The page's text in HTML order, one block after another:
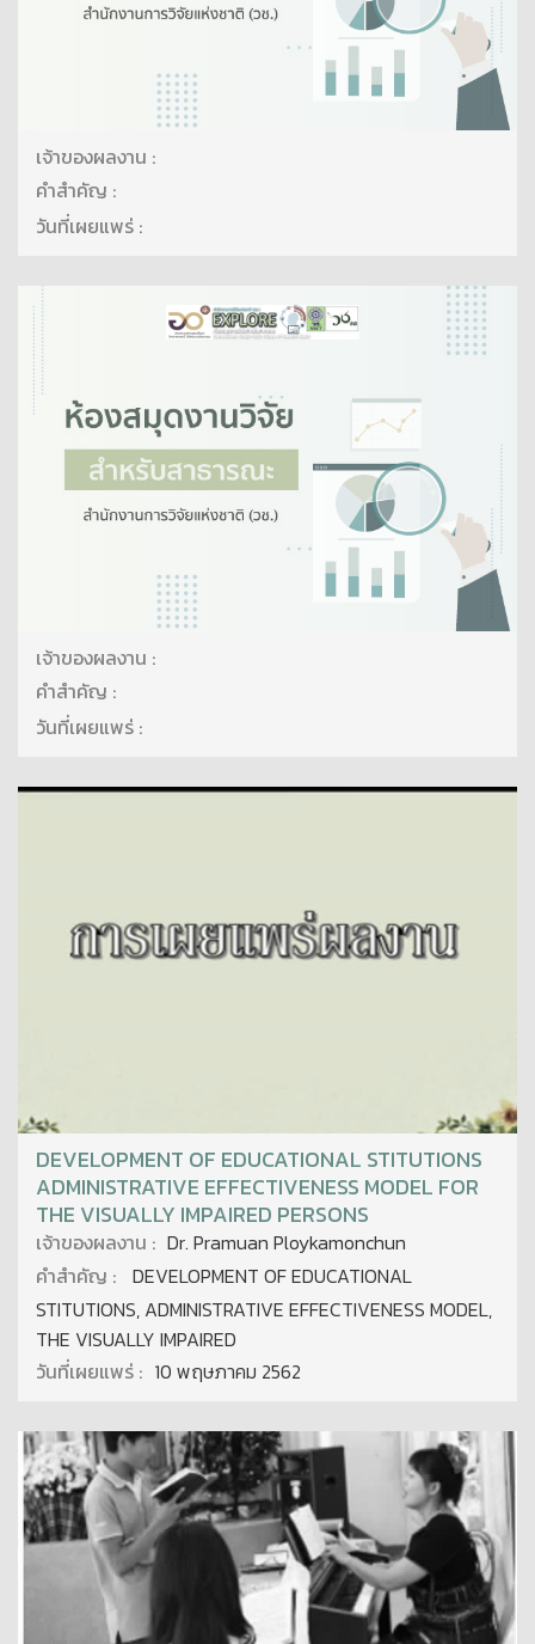
เจ้าของผลงาน :
คำสำคัญ :
วันที่เผยแพร่ :
เจ้าของผลงาน :
คำสำคัญ :
วันที่เผยแพร่ :
DEVELOPMENT OF EDUCATIONAL STITUTIONS
ADMINISTRATIVE EFFECTIVENESS MODEL FOR
THE VISUALLY IMPAIRED PERSONS
เจ้าของผลงาน : Dr. Pramuan Ploykamonchun
คำสำคัญ : DEVELOPMENT OF EDUCATIONAL
STITUTIONS, ADMINISTRATIVE EFFECTIVENESS MODEL,
THE VISUALLY IMPAIRED
วันที่เผยแพร่ : 10 พฤษภาคม 2562